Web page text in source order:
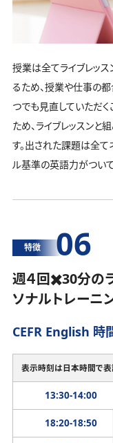
授業は全てライブレッ
るため、授業や仕事の
つでも見直していただ
ため、ライブレッスンと
す。出された課題は全
ル基準の英語力がついて
特徴 06
週４回✖️30分の
ソナルトレーニ
CEFR English 時
表示時刻は日本時間で
13:30-14:00
18:20-18:50